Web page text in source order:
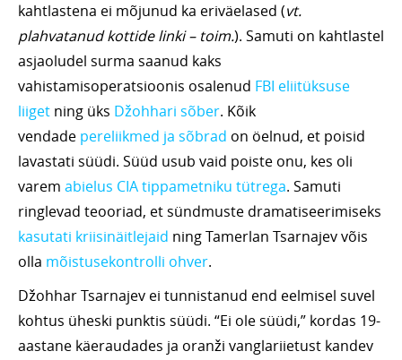
kahtlastena ei mõjunud ka eriväelased (vt.
plahvatanud kottide linki – toim.). Samuti on kahtlastel
asjaoludel surma saanud kaks
vahistamisoperatsioonis osalenud FBI eliitüksuse
liiget ning üks Džohhari sõber. Kõik
vendade pereliikmed ja sõbrad on öelnud, et poisid
lavastati süüdi. Süüd usub vaid poiste onu, kes oli
varem abielus CIA tippametniku tütrega. Samuti
ringlevad teooriad, et sündmuste dramatiseerimiseks
kasutati kriisinäitlejaid ning Tamerlan Tsarnajev võis
olla mõistusekontrolli ohver.
Džohhar Tsarnajev ei tunnistanud end eelmisel suvel
kohtus üheski punktis süüdi. “Ei ole süüdi,” kordas 19-
aastane käeraudades ja oranži vanglariietust kandev